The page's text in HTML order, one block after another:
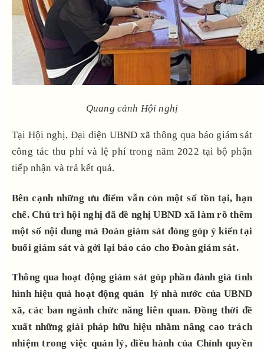
Quang cảnh Hội nghị
Tại Hội nghị, Đại diện UBND xã thông qua báo giám sát
công tác thu phí và lệ phí trong năm 2022 tại bộ phận
tiếp nhận và trả kết quả.
Bên cạnh những ưu điểm vẫn còn một số tồn tại, hạn
chế. Chủ trì hội nghị đã đề nghị UBND xã làm rõ thêm
một số nội dung mà Đoàn giám sát đóng góp ý kiến tại
buổi giám sát và gởi lại báo cáo cho Đoàn giám sát.
Thông qua hoạt động giám sát góp phần đánh giá tình
hình hiệu quả hoạt động quản lý nhà nước của UBND
xã, các ban ngành chức năng liên quan. Đồng thời đề
xuất những giải pháp hữu hiệu nhằm nâng cao trách
nhiệm trong việc quản lý, điều hành của Chính quyền